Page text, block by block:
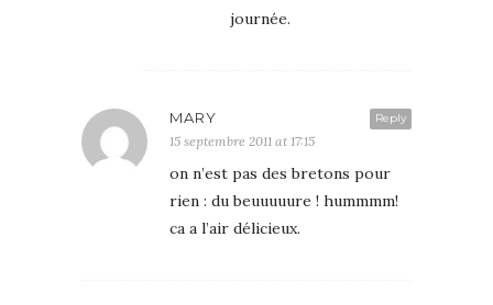
journée.
Reply
MARY
15 septembre 2011 at 17:15
on n’est pas des bretons pour
rien : du beuuuuure ! hummmm!
ca a l’air délicieux.